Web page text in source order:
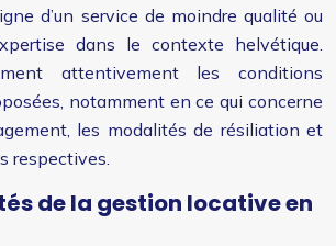
d’un service de moindre qualité ou
dans le contexte helvétique.
attentivement les conditions
notamment en ce qui concerne
les modalités de résiliation et
respectives.
de la gestion locative en